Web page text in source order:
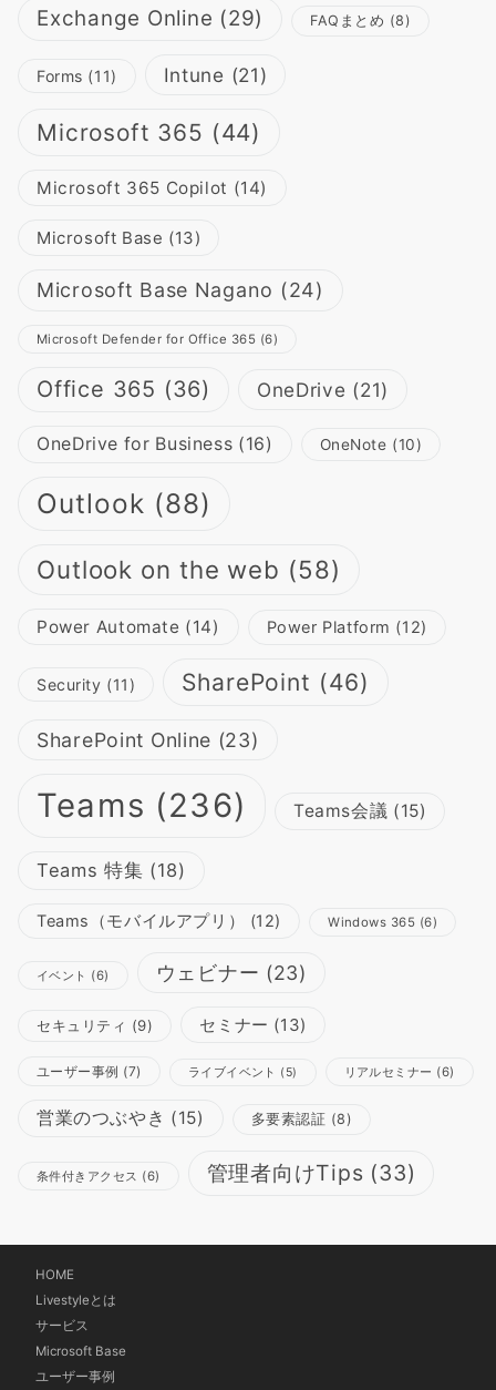
Exchange Online (29) FAQまとめ (8)
Forms (11) Intune (21)
Microsoft 365 (44)
Microsoft 365 Copilot (14)
Microsoft Base (13)
Microsoft Base Nagano (24)
Microsoft Defender for Office 365 (6)
Office 365 (36) OneDrive (21)
OneDrive for Business (16) OneNote (10)
Outlook (88)
Outlook on the web (58)
Power Automate (14) Power Platform (12)
Security (11) SharePoint (46)
SharePoint Online (23)
Teams (236) Teams会議 (15)
Teams 特集 (18)
Teams（モバイルアプリ） (12) Windows 365 (6)
イベント (6) ウェビナー (23)
セキュリティ (9) セミナー (13)
ユーザー事例 (7) ライブイベント (5) リアルセミナー (6)
営業のつぶやき (15) 多要素認証 (8)
条件付きアクセス (6) 管理者向けTips (33)
HOME
Livestyleとは
サービス
Microsoft Base
ユーザー事例